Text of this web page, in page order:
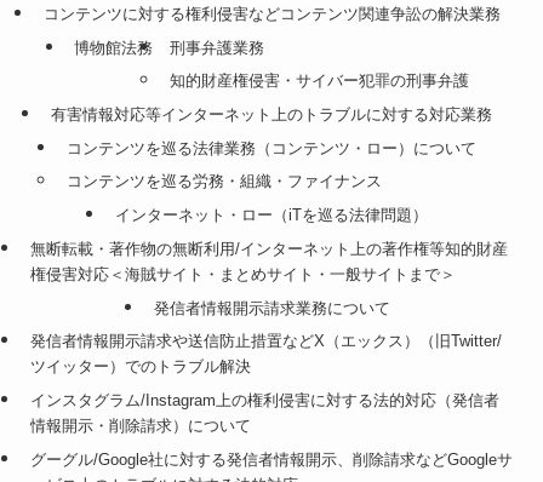
コンテンツに対する権利侵害などコンテンツ関連争訟の解決業務
博物館法務
刑事弁護業務
知的財産権侵害・サイバー犯罪の刑事弁護
有害情報対応等インターネット上のトラブルに対する対応業務
コンテンツを巡る法律業務（コンテンツ・ロー）について
コンテンツを巡る労務・組織・ファイナンス
インターネット・ロー（iTを巡る法律問題）
無断転載・著作物の無断利用/インターネット上の著作権等知的財産
権侵害対応＜海賊サイト・まとめサイト・一般サイトまで＞
発信者情報開示請求業務について
発信者情報開示請求や送信防止措置などX（エックス）（旧Twitter/
ツイッター）でのトラブル解決
インスタグラム/Instagram上の権利侵害に対する法的対応（発信者
情報開示・削除請求）について
グーグル/Google社に対する発信者情報開示、削除請求などGoogleサ